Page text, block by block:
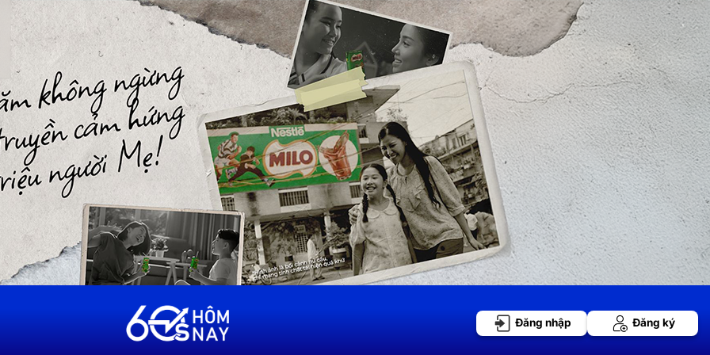
Đăng nhập Đăng ký